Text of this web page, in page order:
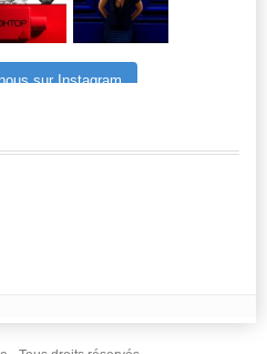
sur Instagram